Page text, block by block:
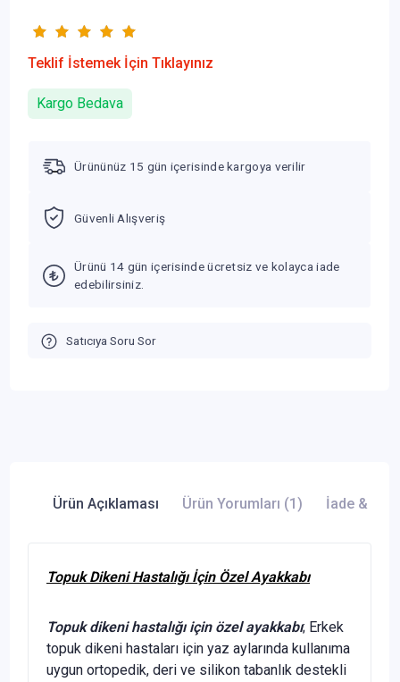
Teklif İstemek İçin Tıklayınız
Kargo Bedava
Ürününüz 15 gün içerisinde kargoya verilir
Güvenli Alışveriş
Ürünü 14 gün içerisinde ücretsiz ve kolayca iade
edebilirsiniz.
Satıcıya Soru Sor
Ürün Açıklaması Ürün Yorumları (1) İade &
Topuk Dikeni Hastalığı İçin Özel Ayakkabı
Topuk dikeni hastalığı için özel ayakkabı; Erkek
topuk dikeni hastaları için yaz aylarında kullanıma
uygun ortopedik, deri ve silikon tabanlık destekli